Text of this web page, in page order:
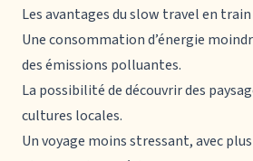
Les avantages du slow travel en
Une consommation d’énergie
des émissions polluantes.
La possibilité de découvrir des
cultures locales.
Un voyage moins stressant, avec